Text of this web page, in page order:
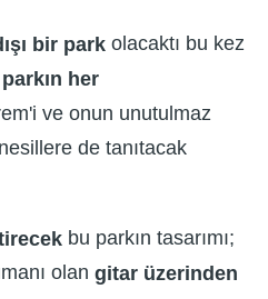
bir park olacaktı bu kez
parkın her
ve onun unutulmaz
de tanıtacak
bu parkın tasarımı;
olan gitar üzerinden